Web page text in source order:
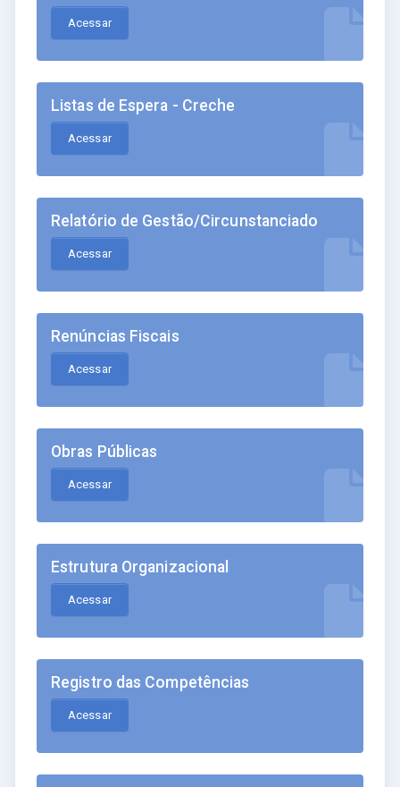
Acessar
Listas de Espera - Creche
Acessar
Relatório de Gestão/Circunstanciado
Acessar
Renúncias Fiscais
Acessar
Obras Públicas
Acessar
Estrutura Organizacional
Acessar
Registro das Competências
Acessar